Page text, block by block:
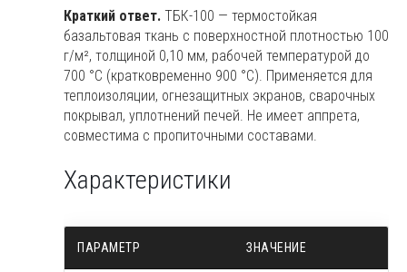
Краткий ответ. ТБК-100 — термостойкая
базальтовая ткань с поверхностной плотностью 100
г/м², толщиной 0,10 мм, рабочей температурой до
700 °C (кратковременно 900 °C). Применяется для
теплоизоляции, огнезащитных экранов, сварочных
покрывал, уплотнений печей. Не имеет аппрета,
совместима с пропиточными составами.
Характеристики
ПАРАМЕТР ЗНАЧЕНИЕ